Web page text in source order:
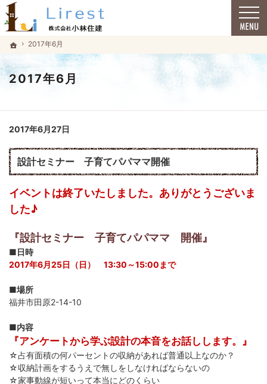
ホーム
2017年6月
2017年6月
福井市で安心の一戸建て｜小林住建
福井市で安心の一戸建て｜小林住建
2017年6月27日
設計セミナー 子育てパパママ開催
イベントは終了いたしました。ありがとうございま
した♪
『設計セミナー 子育てパパママ 開催』
■日時
2017年6月25日（日） 13:30～15:00まで
■場所
福井市田原2-14-10
■内容
『アンケートから学ぶ設計の本音をお話しします。』
☆占有面積の何パーセントの収納があれば普通以上なのか？
☆収納計画をするうえで無しをしなければならないの
☆家事動線が短いって本当にどのくらい
ホーム
2017年6月